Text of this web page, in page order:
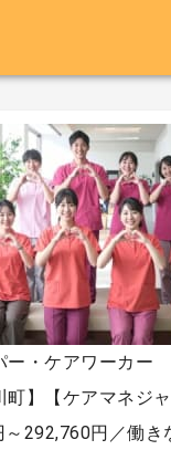
ー・ケアワーカー
町】【ケアマネジ
292,760円／働き